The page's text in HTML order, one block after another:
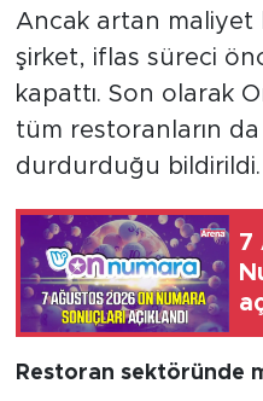
Ancak artan maliyet
şirket, iflas süreci
kapattı. Son olarak
tüm restoranların
durdurduğu bildirildi.
7
Restoran sektöründe